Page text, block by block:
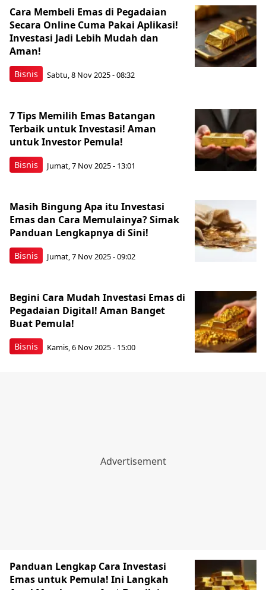
Bisnis
Cara Membeli Emas di Pegadaian
Secara Online Cuma Pakai Aplikasi!
Investasi Jadi Lebih Mudah dan
Aman!
Sabtu, 8 Nov 2025 - 08:32
Bisnis
7 Tips Memilih Emas Batangan
Terbaik untuk Investasi! Aman
untuk Investor Pemula!
Jumat, 7 Nov 2025 - 13:01
Bisnis
Masih Bingung Apa itu Investasi
Emas dan Cara Memulainya? Simak
Panduan Lengkapnya di Sini!
Jumat, 7 Nov 2025 - 09:02
Bisnis
Begini Cara Mudah Investasi Emas di
Pegadaian Digital! Aman Banget
Buat Pemula!
Kamis, 6 Nov 2025 - 15:00
Panduan Lengkap Cara Investasi
Emas untuk Pemula! Ini Langkah